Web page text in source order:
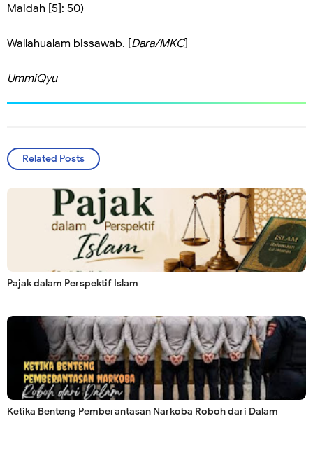
Maidah [5]: 50)
Wallahualam bissawab. [Dara/MKC]
UmmiQyu
Related Posts
Pajak dalam Perspektif Islam
Ketika Benteng Pemberantasan Narkoba Roboh dari Dalam